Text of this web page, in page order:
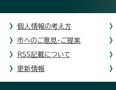
個人情報の考え方
市へのご意見・ご提案
RSS記載について
更新情報